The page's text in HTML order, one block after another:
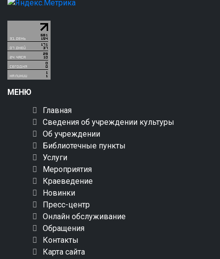
МЕНЮ
Главная
Сведения об учреждении культуры
Об учреждении
Библиотечные пункты
Услуги
Мероприятия
Краеведение
Новинки
Пресс-центр
Онлайн обслуживание
Обращения
Контакты
Карта сайта